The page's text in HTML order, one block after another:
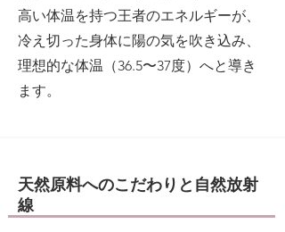
高い体温を持つ王者のエネルギーが、
冷え切った身体に陽の気を吹き込み、
理想的な体温（36.5〜37度）へと導き
ます。
天然原料へのこだわりと自然放射
線